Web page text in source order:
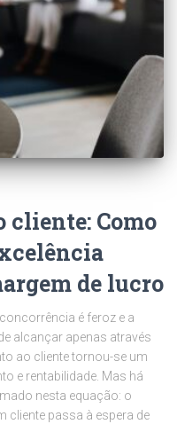
cliente: Como
de lucro
é feroz e a
alcançar apenas através
ao cliente tornou-se um
e rentabilidade. Mas há
nesta equação: o
cliente passa à espera de